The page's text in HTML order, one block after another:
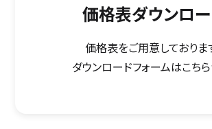
価格表ダウンロ
価格表をご用意しておりま
ダウンロードフォームはこちら